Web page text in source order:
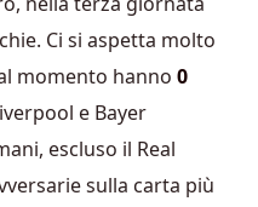
Ci si aspetta molto
momento hanno 0
e Bayer
escluso il Real
sulla carta più